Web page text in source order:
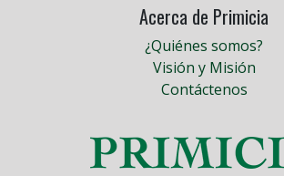
Acerca de Primicia
¿Quiénes somos?
Visión y Misión
Contáctenos